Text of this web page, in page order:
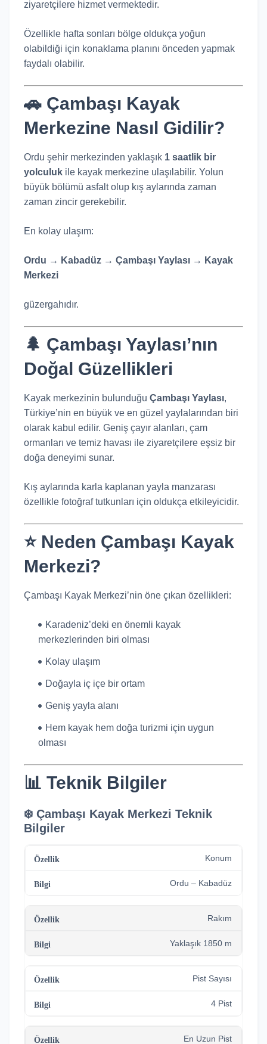
ziyaretçilere hizmet vermektedir.
Özellikle hafta sonları bölge oldukça yoğun
olabildiği için konaklama planını önceden yapmak
faydalı olabilir.
🚗 Çambaşı Kayak
Merkezine Nasıl Gidilir?
Ordu şehir merkezinden yaklaşık 1 saatlik bir
yolculuk ile kayak merkezine ulaşılabilir. Yolun
büyük bölümü asfalt olup kış aylarında zaman
zaman zincir gerekebilir.
En kolay ulaşım:
Ordu → Kabadüz → Çambaşı Yaylası → Kayak
Merkezi
güzergahıdır.
🌲 Çambaşı Yaylası’nın
Doğal Güzellikleri
Kayak merkezinin bulunduğu Çambaşı Yaylası,
Türkiye’nin en büyük ve en güzel yaylalarından biri
olarak kabul edilir. Geniş çayır alanları, çam
ormanları ve temiz havası ile ziyaretçilere eşsiz bir
doğa deneyimi sunar.
Kış aylarında karla kaplanan yayla manzarası
özellikle fotoğraf tutkunları için oldukça etkileyicidir.
⭐ Neden Çambaşı Kayak
Merkezi?
Çambaşı Kayak Merkezi’nin öne çıkan özellikleri:
Karadeniz’deki en önemli kayak
merkezlerinden biri olması
Kolay ulaşım
Doğayla iç içe bir ortam
Geniş yayla alanı
Hem kayak hem doğa turizmi için uygun
olması
📊 Teknik Bilgiler
❄️ Çambaşı Kayak Merkezi Teknik
Bilgiler
Konum
Ordu – Kabadüz
Rakım
Yaklaşık 1850 m
Pist Sayısı
4 Pist
En Uzun Pist